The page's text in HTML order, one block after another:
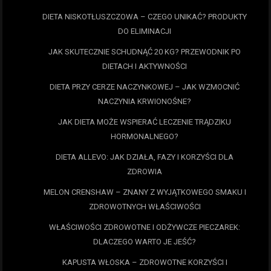
DIETA NISKOTŁUSZCZOWA – CZEGO UNIKAĆ? PRODUKTY
DO ELIMINACJI
JAK SKUTECZNIE SCHUDNĄĆ 20 KG? PRZEWODNIK PO
DIETACH I AKTYWNOŚCI
DIETA PRZY CERZE NACZYNKOWEJ – JAK WZMOCNIĆ
NACZYNIA KRWIONOŚNE?
JAK DIETA MOŻE WSPIERAĆ LECZENIE TRĄDZIKU
HORMONALNEGO?
DIETA ALLEVO: JAK DZIAŁA, FAZY I KORZYŚCI DLA
ZDROWIA
MELON CRENSHAW – ZNANY Z WYJĄTKOWEGO SMAKU I
ZDROWOTNYCH WŁAŚCIWOŚCI
WŁAŚCIWOŚCI ZDROWOTNE I ODŻYWCZE PIECZAREK:
DLACZEGO WARTO JE JEŚĆ?
KAPUSTA WŁOSKA – ZDROWOTNE KORZYŚCI I